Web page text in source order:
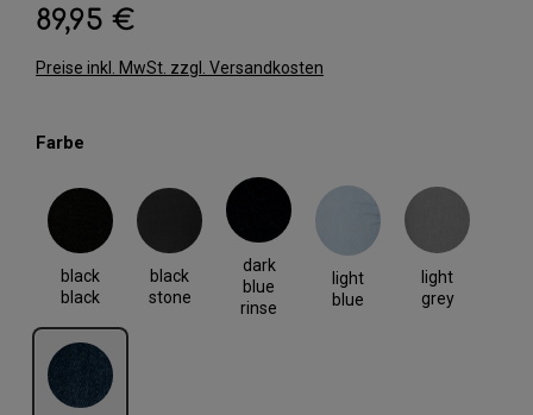
Regulärer Preis:
89,95 €
Preise inkl. MwSt. zzgl. Versandkosten
Farbe
black
black
black black
black
stone
black stone
dark
blue
rinse
dark blue rinse
light
blue
light blue
light
grey
light grey
rinse blue